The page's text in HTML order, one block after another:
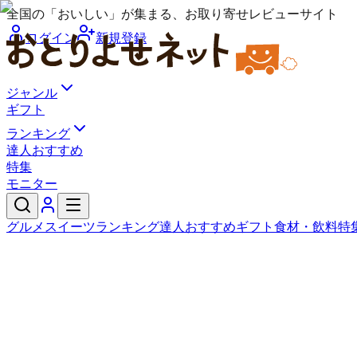
全国の「おいしい」が集まる、お取り寄せレビューサイト
ログイン
新規登録
ジャンル
ギフト
ランキング
達人おすすめ
特集
モニター
グルメ スイーツランキング達人おすすめギフト 食材・飲料特